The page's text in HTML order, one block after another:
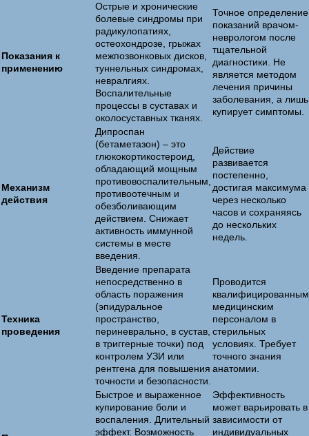
Показания к
применению
Острые и хронические
болевые синдромы при
радикулопатиях,
остеохондрозе, грыжах
межпозвонковых дисков,
туннельных синдромах,
невралгиях.
Воспалительные
процессы в суставах и
околосуставных тканях.
Точное определение
показаний врачом-
неврологом после
тщательной
диагностики. Не
является методом
лечения причины
заболевания, а лишь
купирует симптомы.
Механизм
действия
Дипроспан
(бетаметазон) – это
глюкокортикостероид,
обладающий мощным
противовоспалительным,
противоотечным и
обезболивающим
действием. Снижает
активность иммунной
системы в месте
введения.
Действие
развивается
постепенно,
достигая максимума
через несколько
часов и сохраняясь
до нескольких
недель.
Техника
проведения
Введение препарата
непосредственно в
область поражения
(эпидуральное
пространство,
периневрально, в сустав,
в триггерные точки) под
контролем УЗИ или
рентгена для повышения
точности и безопасности.
Проводится
квалифицированным
медицинским
персоналом в
стерильных
условиях. Требует
точного знания
анатомии.
Быстрое и выраженное
купирование боли и
воспаления. Длительный
эффект. Возможность
Эффективность
может варьировать в
зависимости от
индивидуальных